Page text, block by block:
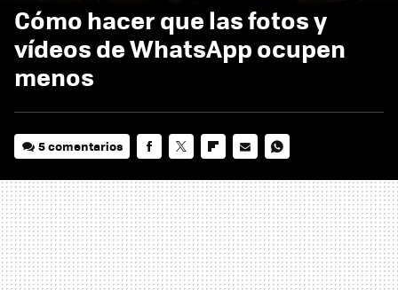
Cómo hacer que las fotos y
vídeos de WhatsApp ocupen
menos
5 comentarios
MAIL